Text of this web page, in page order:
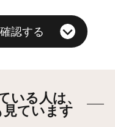
認する
いる人は、
ています